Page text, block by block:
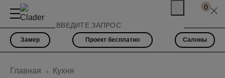
0
Замер Проект бесплатно Салоны
Главная Кухня